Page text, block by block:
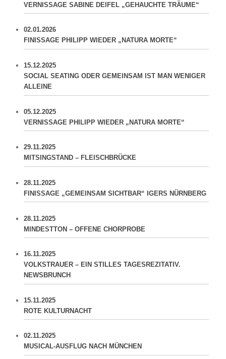
VERNISSAGE SABINE DEIFEL „GEHAUCHTE TRÄUME“
02.01.2026
FINISSAGE PHILIPP WIEDER „NATURA MORTE“
15.12.2025
SOCIAL SEATING ODER GEMEINSAM IST MAN WENIGER
ALLEINE
05.12.2025
VERNISSAGE PHILIPP WIEDER „NATURA MORTE“
29.11.2025
MITSINGSTAND – FLEISCHBRÜCKE
28.11.2025
FINISSAGE „GEMEINSAM SICHTBAR“ IGERS NÜRNBERG
28.11.2025
MINDESTTON – OFFENE CHORPROBE
16.11.2025
VOLKSTRAUER – EIN STILLES TAGESREZITATIV.
NEWSBRUNCH
15.11.2025
ROTE KULTURNACHT
02.11.2025
MUSICAL-AUSFLUG NACH MÜNCHEN